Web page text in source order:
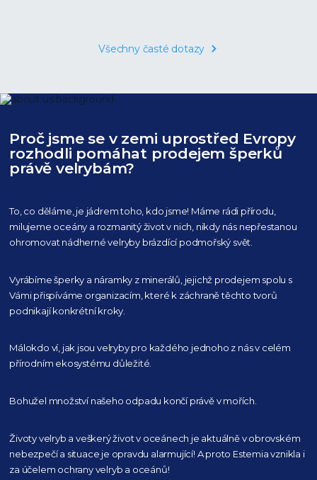
Všechny časté dotazy
Proč jsme se v zemi uprostřed Evropy
rozhodli pomáhat prodejem šperků
právě velrybám?
To, co děláme, je jádrem toho, kdo jsme! Máme rádi přírodu,
milujeme oceány a rozmanitý život v nich, nikdy nás nepřestanou
ohromovat nádherné velryby brázdící podmořský svět.
Vyrábíme šperky a náramky z minerálů, jejichž prodejem spolu s
Vámi přispíváme organizacím, které k záchraně těchto tvorů
podnikají konkrétní kroky.
Málokdo ví, jak jsou velryby pro každého jednoho z nás v celém
přírodním ekosystému důležité.
Bohužel množství našeho odpadu končí právě v mořích.
Životy velryb a veškerý život v oceánech je aktuálněv obrovském
nebezpečí a situace je opravdu alarmující! A proto Estemia vznikla i
za účelem ochrany velryb a oceánů!